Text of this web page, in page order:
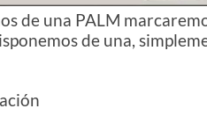
de una PALM
de una,